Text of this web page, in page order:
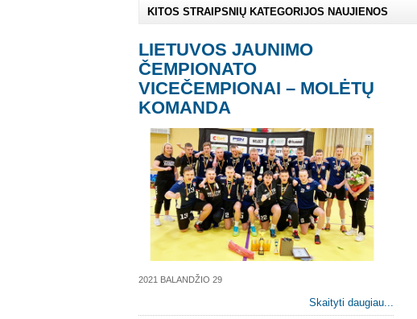
KITOS STRAIPSNIŲ KATEGORIJOS NAUJIENOS
LIETUVOS JAUNIMO
ČEMPIONATO
VICEČEMPIONAI – MOLĖTŲ
KOMANDA
2021 BALANDŽIO 29
Skaityti daugiau...